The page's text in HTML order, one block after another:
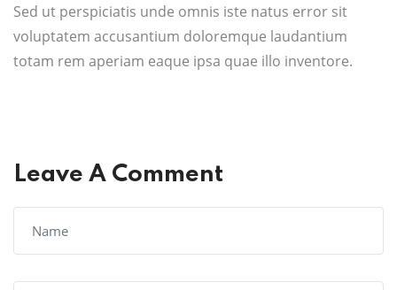
Sed ut perspiciatis unde omnis iste natus error sit
voluptatem accusantium doloremque laudantium
totam rem aperiam eaque ipsa quae illo inventore.
Leave A Comment